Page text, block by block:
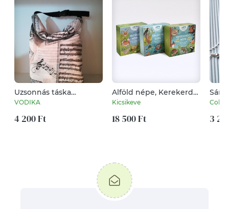
Uzsonnás táska
szétdobált kotta
VODIKA
4 200 Ft
Alföld népe, Kerekerdő
népe, Balaton népe
Kicsikeve
18 500 Ft 3